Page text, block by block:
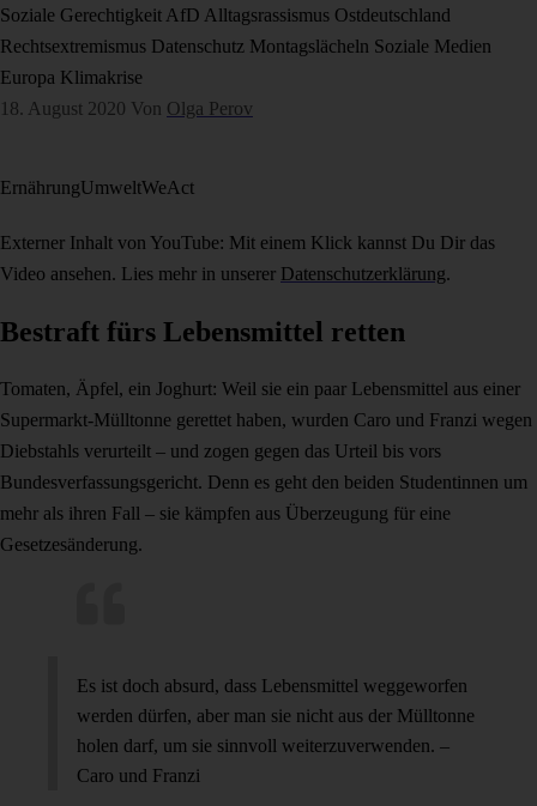
Soziale Gerechtigkeit AfD Alltagsrassismus Ostdeutschland
Rechtsextremismus Datenschutz Montagslächeln Soziale Medien
Europa Klimakrise
18. August 2020 Von Olga Perov
ErnährungUmweltWeAct
Externer Inhalt von YouTube: Mit einem Klick kannst Du Dir das
Video ansehen. Lies mehr in unserer Datenschutzerklärung.
Bestraft fürs Lebensmittel retten
Tomaten, Äpfel, ein Joghurt: Weil sie ein paar Lebensmittel aus einer
Supermarkt-Mülltonne gerettet haben, wurden Caro und Franzi wegen
Diebstahls verurteilt – und zogen gegen das Urteil bis vors
Bundesverfassungsgericht. Denn es geht den beiden Studentinnen um
mehr als ihren Fall – sie kämpfen aus Überzeugung für eine
Gesetzesänderung.
Es ist doch absurd, dass Lebensmittel weggeworfen
werden dürfen, aber man sie nicht aus der Mülltonne
holen darf, um sie sinnvoll weiterzuverwenden. –
Caro und Franzi